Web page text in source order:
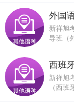
外国
新祥旭
导班（
西班
新祥旭
（西